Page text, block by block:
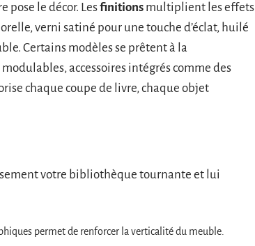
pose le décor. Lesfinitions multiplient les effets
verni satiné pour une touche d’éclat, huilé
Certains modèles se prêtent à la
accessoires intégrés comme des
chaque coupe de livre, chaque objet
votre bibliothèque tournante et lui
permet de renforcer la verticalité du meuble.